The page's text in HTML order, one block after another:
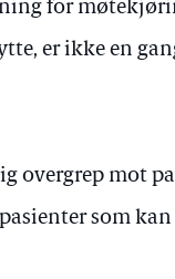
for
er ikke en
overgrep mot
som